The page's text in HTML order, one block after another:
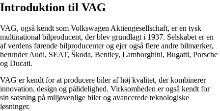
Introduktion til VAG
VAG, også kendt som Volkswagen Aktiengesellschaft, er en tysk
multinational bilproducent, der blev grundlagt i 1937. Selskabet er en
af verdens førende bilproducenter og ejer også flere andre bilmærker,
herunder Audi, SEAT, Škoda, Bentley, Lamborghini, Bugatti, Porsche
og Ducati.
VAG er kendt for at producere biler af høj kvalitet, der kombinerer
innovation, design og pålidelighed. Virksomheden er også kendt for
sin satsning på miljøvenlige biler og avancerede teknologiske
løsninger.